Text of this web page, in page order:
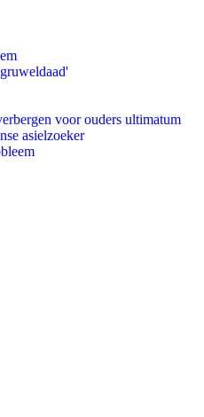
voor ouders ultimatum
asielzoeker